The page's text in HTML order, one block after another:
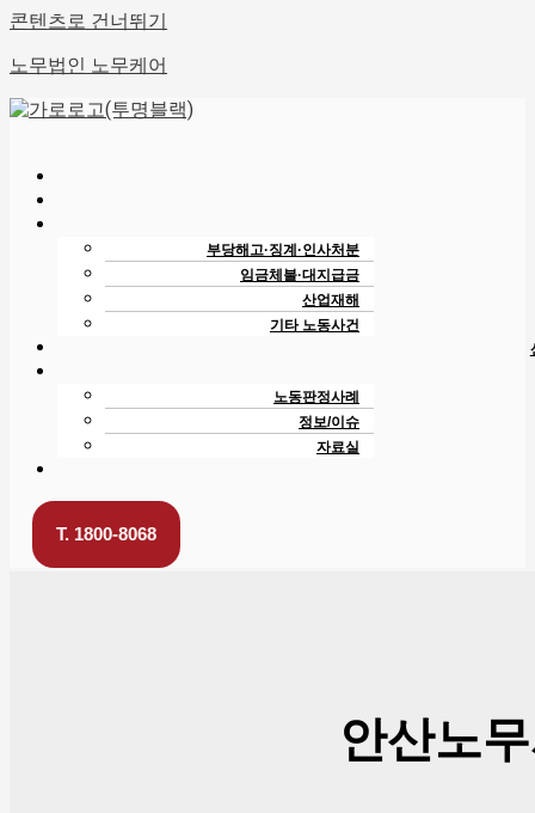
콘텐츠로 건너뛰기
노무법인 노무케어
부당해고·징계·인사처분
임금체불·대지급금
산업재해
기타 노동사건
노동판정사례
정보/이슈
자료실
T. 1800-8068
안산노